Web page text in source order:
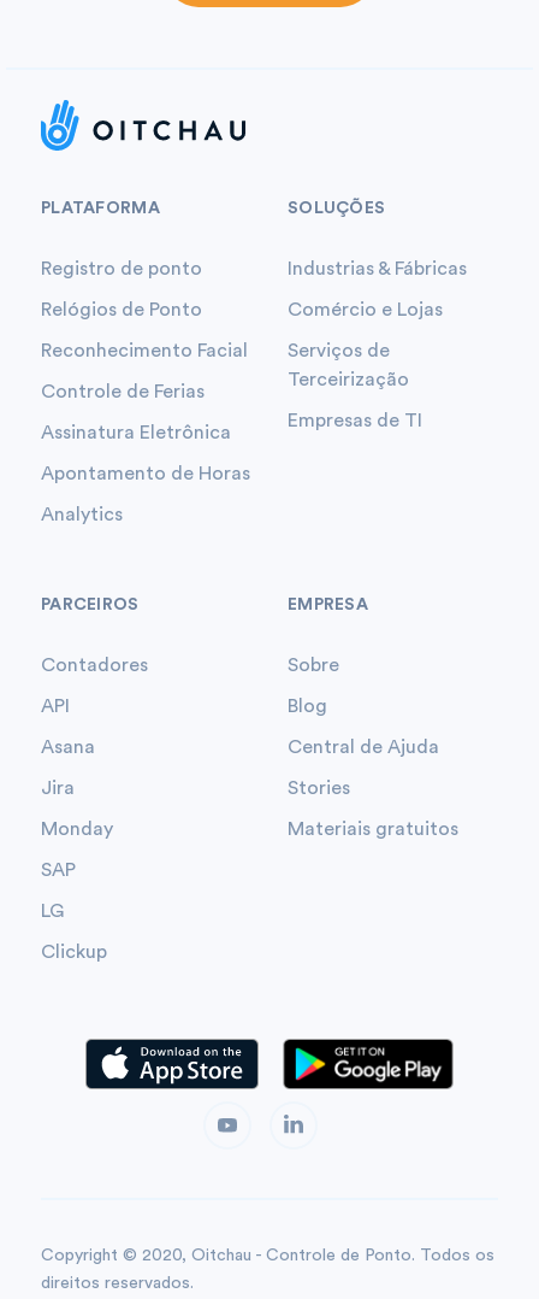
PLATAFORMA
Registro de ponto
Relógios de Ponto
Reconhecimento Facial
Controle de Ferias
Assinatura Eletrônica
Apontamento de Horas
Analytics
SOLUÇÕES
Industrias & Fábricas
Comércio e Lojas
Serviços de
Terceirização
Empresas de TI
PARCEIROS
Contadores
API
Asana
Jira
Monday
SAP
LG
Clickup
EMPRESA
Sobre
Blog
Central de Ajuda
Stories
Materiais gratuitos
Copyright © 2020, Oitchau - Controle de Ponto. Todos os
direitos reservados.